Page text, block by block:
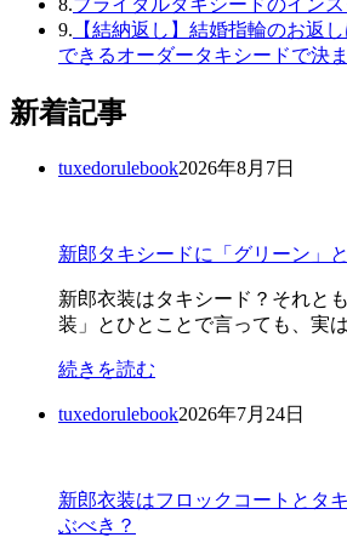
8.ブライダルタキシードのイン
9. 【結納返し】結婚指輪のお返
できるオーダータキシードで決ま
新着記事
tuxedorulebook2026年8月7日
新郎タキシードに「グリーン」
新郎衣装はタキシード？それと
装」とひとことで言っても、実
続きを読む
tuxedorulebook2026年7月24日
新郎衣装はフロックコートとタ
ぶべき？